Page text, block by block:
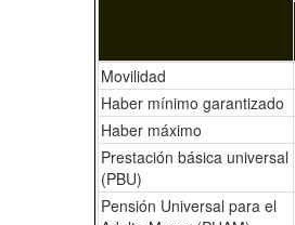
Movilidad
Haber mínimo garantizado
Haber máximo
Prestación básica universal
(PBU)
Pensión Universal para el